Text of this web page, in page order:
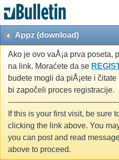
Appz (download)
Ako je ovo vaÅ¡a prva poseta,
na link. Moraćete da se
budete mogli da piÅ¡ete i
bi započeli proces registracije.
If this is your first visit, be sure
clicking the link above. You
you can post and read
above to proceed.